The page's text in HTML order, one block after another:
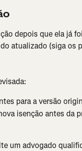
depois que ela já
atualizado (siga os
para a versão
isenção antes da
um advogado